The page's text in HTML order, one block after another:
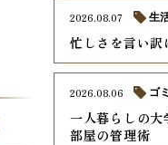
忙しさを言い訳
2026.08.07 生
一人暮らしの大
部屋の管理術
2026.08.06 ゴ